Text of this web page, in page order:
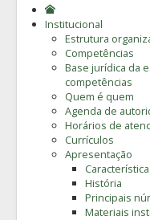
Institucional
Estrutura
Competências
Base jurídica da
competências
Quem é quem
Agenda de
Horários de
Currículos
Apresentação
História
Principais
Materiais